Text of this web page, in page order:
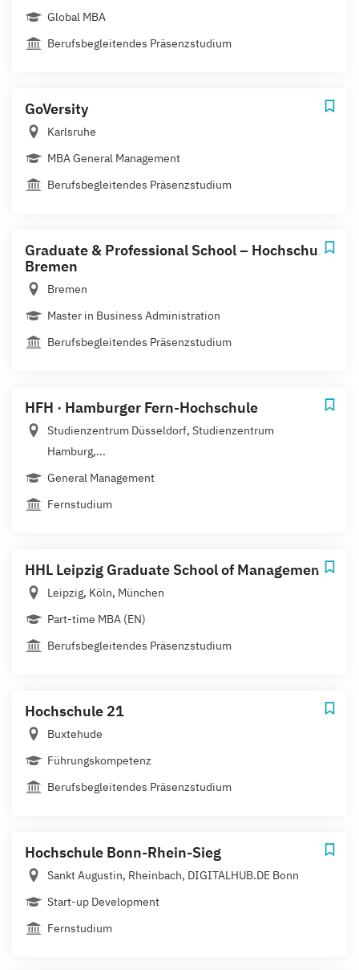
Global MBA
Berufsbegleitendes Präsenzstudium
GoVersity
Karlsruhe
MBA General Management
Berufsbegleitendes Präsenzstudium
Graduate & Professional School – Hochschule
Bremen
Bremen
Master in Business Administration
Berufsbegleitendes Präsenzstudium
HFH · Hamburger Fern-Hochschule
Studienzentrum Düsseldorf, Studienzentrum
Hamburg,...
General Management
Fernstudium
HHL Leipzig Graduate School of Management
Leipzig, Köln, München
Part-time MBA (EN)
Berufsbegleitendes Präsenzstudium
Hochschule 21
Buxtehude
Führungskompetenz
Berufsbegleitendes Präsenzstudium
Hochschule Bonn-Rhein-Sieg
Sankt Augustin, Rheinbach, DIGITALHUB.DE Bonn
Start-up Development
Fernstudium